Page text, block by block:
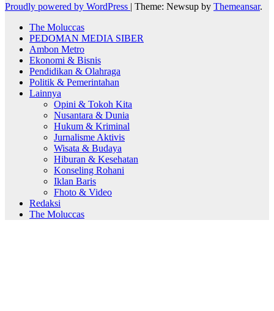
Proudly powered by WordPress | Theme: Newsup by Themeansar.
The Moluccas
PEDOMAN MEDIA SIBER
Ambon Metro
Ekonomi & Bisnis
Pendidikan & Olahraga
Politik & Pemerintahan
Lainnya
Opini & Tokoh Kita
Nusantara & Dunia
Hukum & Kriminal
Jurnalisme Aktivis
Wisata & Budaya
Hiburan & Kesehatan
Konseling Rohani
Iklan Baris
Fhoto & Video
Redaksi
The Moluccas